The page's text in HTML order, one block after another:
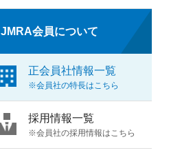
JMRA会員について
正会員社情報一覧
※会員社の特長はこちら
採用情報一覧
※会員社の採用情報はこちら